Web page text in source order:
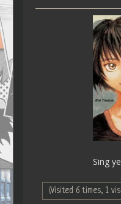
Sing
(Visited 6 times, 1